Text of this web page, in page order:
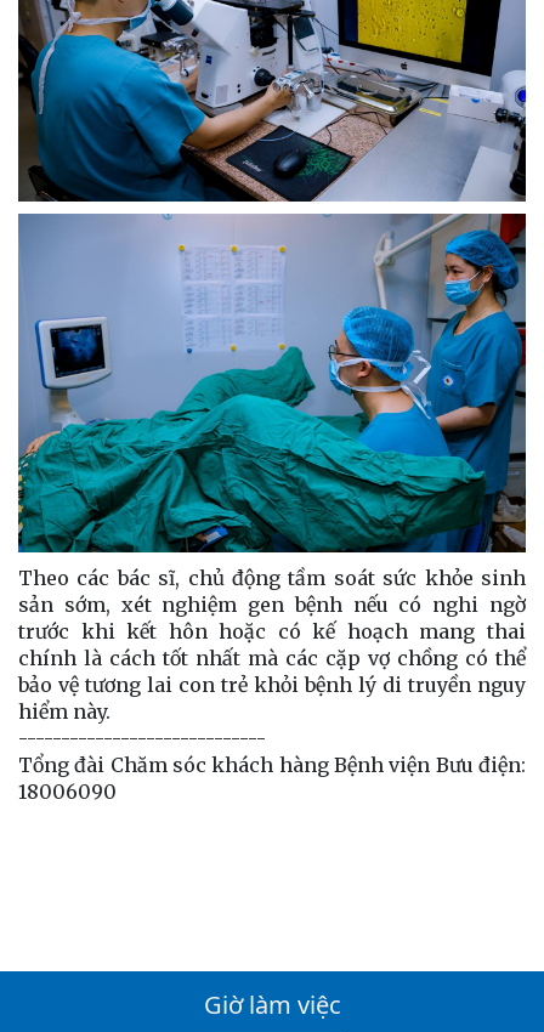
Theo các bác sĩ, chủ động tầm soát sức khỏe sinh
sản sớm, xét nghiệm gen bệnh nếu có nghi ngờ
trước khi kết hôn hoặc có kế hoạch mang thai
chính là cách tốt nhất mà các cặp vợ chồng có thể
bảo vệ tương lai con trẻ khỏi bệnh lý di truyền nguy
hiểm này.
-----------------------------
Tổng đài Chăm sóc khách hàng Bệnh viện Bưu điện:
18006090
Giờ làm việc